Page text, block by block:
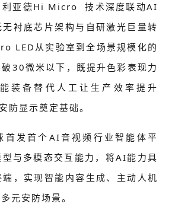
利亚德Hi Micro
技术深度联动AI
衬底芯片架构与自研激光巨量转
LED从实验室到全场景规模化的
30微米以下，既提升色彩表现力
装备替代人工让生产效率提升
防显示奠定基础。
首发首个AI音视频行业智能体平
与多模态交互能力，将AI能力具
，实现智能内容生成、主动人机
元安防场景。